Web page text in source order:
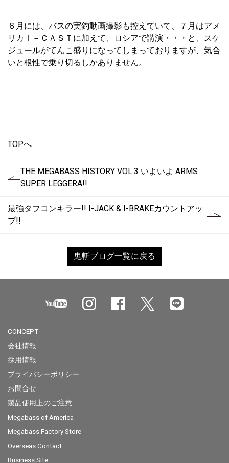
６月には、バスの実釣動画撮影も控えていて、７月はアメ
リカＩ－ＣＡＳＴに加えて、ロシアで講演・・・と、スケ
ジュールがてんこ盛りになってしまっておりますが、気合
いと根性で乗り切るしかありません。
TOPへ
THE MEGABASS HISTORY VOL.3 いよいよ ARMS
SUPER LEGGERA!!
最強タフコンキラー!! I-JACK & I-BRAKEカウントアッ
プ!!
鬼斬ブログ一覧に戻る
CONCEPT
会社情報
採用情報
プライバシーポリシー
お問合せ
製品使用上のご注意
Megabass of America
Megabass Factory Store
Overseas Contact
Business Site